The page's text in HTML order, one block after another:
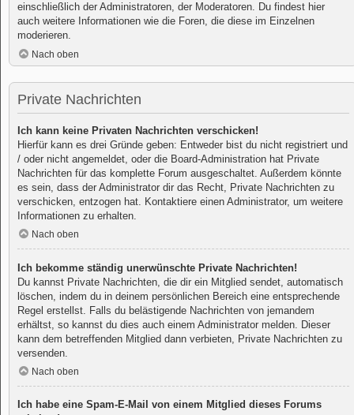
einschließlich der Administratoren, der Moderatoren. Du findest hier
auch weitere Informationen wie die Foren, die diese im Einzelnen
moderieren.
Nach oben
Private Nachrichten
Ich kann keine Privaten Nachrichten verschicken!
Hierfür kann es drei Gründe geben: Entweder bist du nicht registriert und
/ oder nicht angemeldet, oder die Board-Administration hat Private
Nachrichten für das komplette Forum ausgeschaltet. Außerdem könnte
es sein, dass der Administrator dir das Recht, Private Nachrichten zu
verschicken, entzogen hat. Kontaktiere einen Administrator, um weitere
Informationen zu erhalten.
Nach oben
Ich bekomme ständig unerwünschte Private Nachrichten!
Du kannst Private Nachrichten, die dir ein Mitglied sendet, automatisch
löschen, indem du in deinem persönlichen Bereich eine entsprechende
Regel erstellst. Falls du belästigende Nachrichten von jemandem
erhältst, so kannst du dies auch einem Administrator melden. Dieser
kann dem betreffenden Mitglied dann verbieten, Private Nachrichten zu
versenden.
Nach oben
Ich habe eine Spam-E-Mail von einem Mitglied dieses Forums